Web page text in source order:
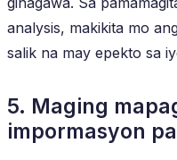
analysis, makikita mo
salik na may epekto sa
5. Maging
impormasyon